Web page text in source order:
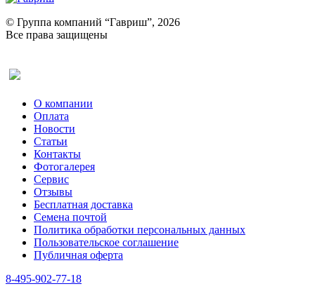
Ревень
Рукола
Рута
Тмин
Трава для чая
Туласи
Укроп
Фенхель пряный
Хризантема овощная
Цикорий пряный
Цикорий салатный (Витлуф)
Черемша
Шпинат
Щавель
Эндивий
Эстрагон
Алтей
© Группа компаний “Гавриш”, 2026
Все права защищены
О компании
Оплата
Новости
Статьи
Контакты
Фотогалерея​
Сервис
Отзывы
Бесплатная доставка
Семена почтой
Политика обработки персональных данных
Пользовательское соглашение
Публичная оферта
8-495-902-77-18